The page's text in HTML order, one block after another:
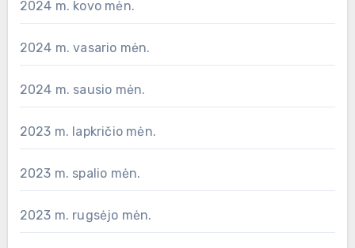
2024 m. kovo mėn.
2024 m. vasario mėn.
2024 m. sausio mėn.
2023 m. lapkričio mėn.
2023 m. spalio mėn.
2023 m. rugsėjo mėn.